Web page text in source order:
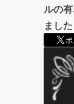
ルの
まし